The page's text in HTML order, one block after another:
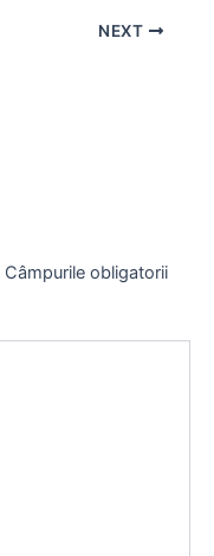
NEXT
Câmpurile obligatorii